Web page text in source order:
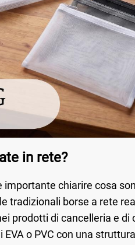
in rete?
importante chiarire cosa
tradizionali borse a rete
prodotti di cancelleria e di
o PVC con una